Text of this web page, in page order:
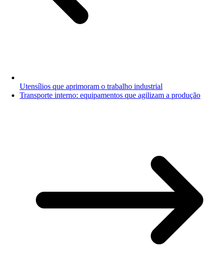
Utensílios que aprimoram o trabalho industrial
Transporte interno: equipamentos que agilizam a produção